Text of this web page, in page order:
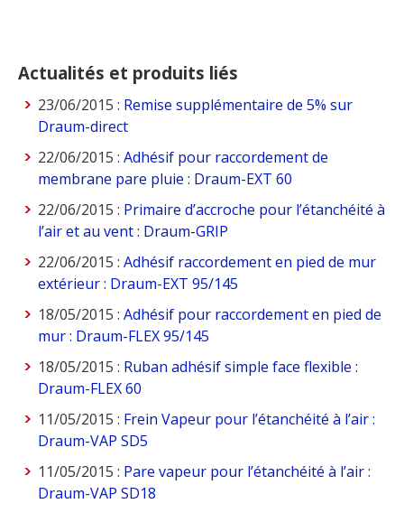
Actualités et produits liés
23/06/2015 : Remise supplémentaire de 5% sur
Draum-direct
22/06/2015 : Adhésif pour raccordement de
membrane pare pluie : Draum-EXT 60
22/06/2015 : Primaire d’accroche pour l’étanchéité à
l’air et au vent : Draum-GRIP
22/06/2015 : Adhésif raccordement en pied de mur
extérieur : Draum-EXT 95/145
18/05/2015 : Adhésif pour raccordement en pied de
mur : Draum-FLEX 95/145
18/05/2015 : Ruban adhésif simple face flexible :
Draum-FLEX 60
11/05/2015 : Frein Vapeur pour l’étanchéité à l’air :
Draum-VAP SD5
11/05/2015 : Pare vapeur pour l’étanchéité à l’air :
Draum-VAP SD18